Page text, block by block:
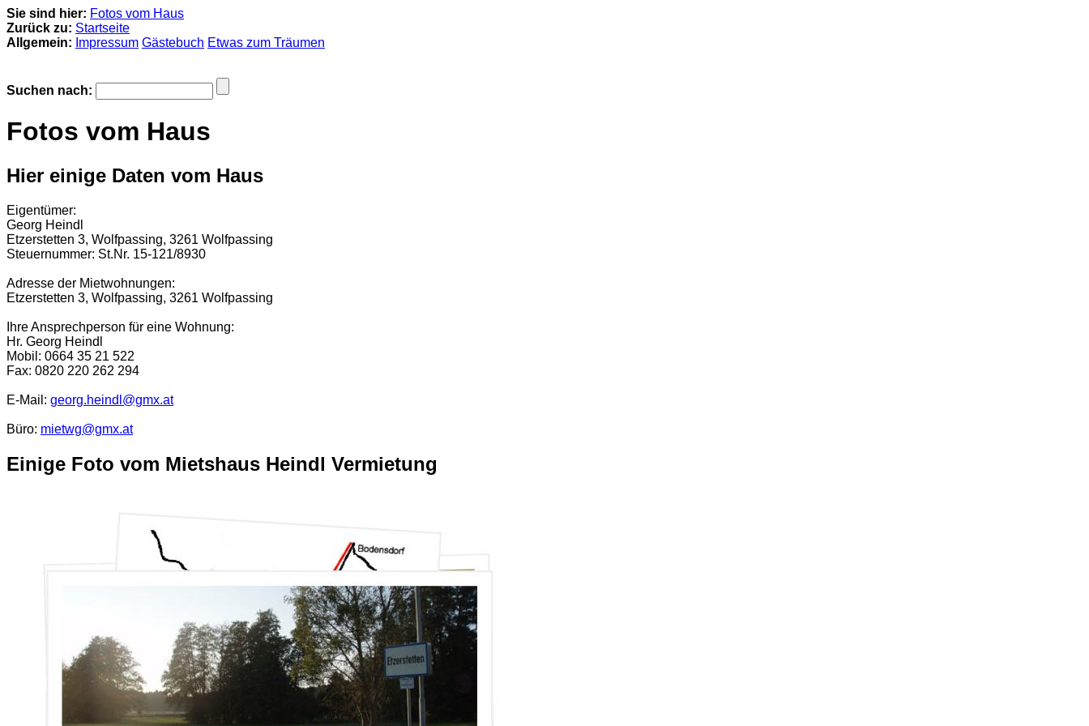
Sie sind hier: Fotos vom Haus
Zurück zu: Startseite
Allgemein: Impressum Gästebuch Etwas zum Träumen
Suchen nach:
Fotos vom Haus
Hier einige Daten vom Haus
Eigentümer:
Georg Heindl
Etzerstetten 3, Wolfpassing, 3261 Wolfpassing
Steuernummer: St.Nr. 15-121/8930
Adresse der Mietwohnungen:
Etzerstetten 3, Wolfpassing, 3261 Wolfpassing
Ihre Ansprechperson für eine Wohnung:
Hr. Georg Heindl
Mobil: 0664 35 21 522
Fax: 0820 220 262 294
E-Mail: georg.heindl@gmx.at
Büro: mietwg@gmx.at
Einige Foto vom Mietshaus Heindl Vermietung